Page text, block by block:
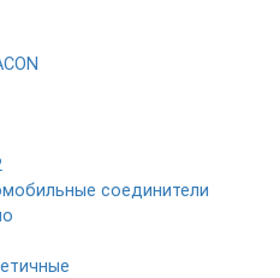
соединители